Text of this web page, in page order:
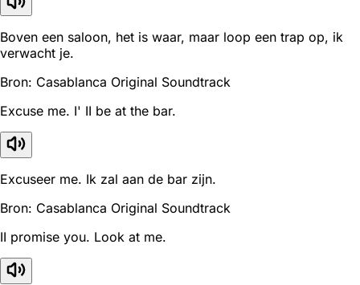
Boven een saloon, het is waar, maar loop een trap op, ik
verwacht je.
Bron: Casablanca Original Soundtrack
Excuse me. I' II be at the bar.
Excuseer me. Ik zal aan de bar zijn.
Bron: Casablanca Original Soundtrack
II promise you. Look at me.